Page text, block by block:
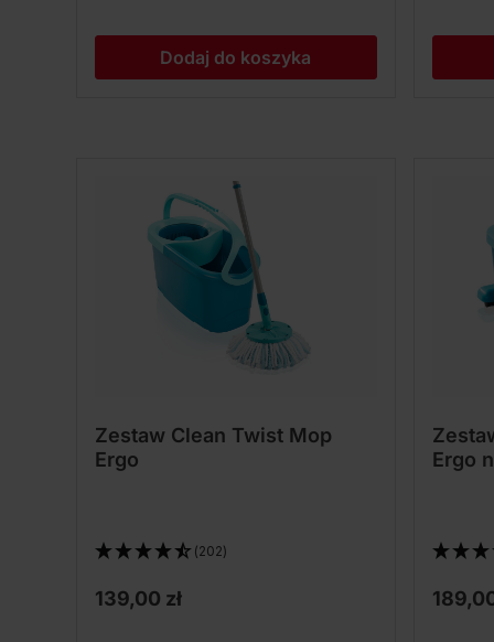
Dodaj do koszyka
Zestaw Clean Twist Mop
Ergo
(202)
139,00 zł
Ergo